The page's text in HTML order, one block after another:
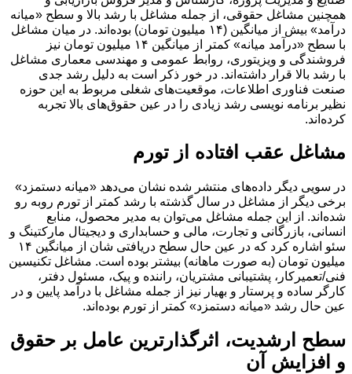
همچنین مشاغل حقوقی، از جمله مشاغل با رشد بالا و سطح «میانه
درآمد» بیش از میانگین (۱۴ میلیون تومان) بوده‌اند. در میان مشاغل
با سطح «درآمد میانه» کمتر از میانگین ۱۴ میلیون تومان نیز
فروشندگی و ویزیتوری، روابط عمومی و مهندسی معماری مشاغل
با رشد بالا قرار داشته‌اند. در خور ذکر است به دلیل رشد جدی
صنعت فناوری اطلاعات، موقعیت‌های شغلی مربوط به این حوزه
نظیر برنامه نویسی رشد زیادی را در عین حقوق‌های بالا تجربه
کرده‌اند.
مشاغل عقب افتاده از تورم
در سویی دیگر داده‌های منتشر شده نشان می‌دهد «میانه دستمزد»
برخی دیگر از مشاغل در سال گذشته با رشد کمتر از تورم روبه رو
شده‌اند. از این جمله مشاغل می‌توان به مدیر محصول، منابع
انسانی، بازرگانی و تجارت، مالی و حسابداری و دیجیتال مارکتینگ و
سئو اشاره کرد که در عین حال سطح دریافتی شان از میانگین ۱۴
میلیون تومان (به صورت ماهانه) بیشتر بوده است. مشاغل تکنیسین
فنی/تعمیرکار، پشتیبانی مشتریان، راننده و پیک، مسئول دفتر،
کارگر ساده و پرستار و بهیار نیز از جمله مشاغل با درآمد پایین و در
عین حال رشد «میانه دستمزد» کمتر از تورم بوده‌اند.
سطح ارشدیت، اثرگذارترین عامل بر حقوق
و افزایش آن